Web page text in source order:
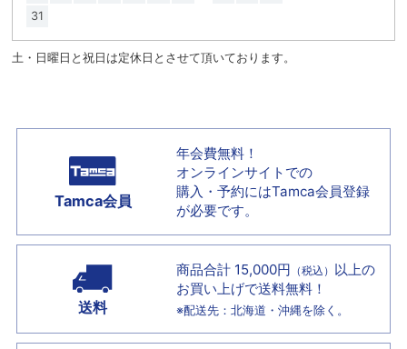
31
土・日曜日と祝日は定休日とさせて頂いております。
Tamca会員
年会費無料！
オンラインサイトでの
購入・予約にはTamca会員登録
が必要です。
送料
商品合計 15,000円 （税込） 以上の
お買い上げで送料無料！
※配送先：北海道・沖縄を除く。